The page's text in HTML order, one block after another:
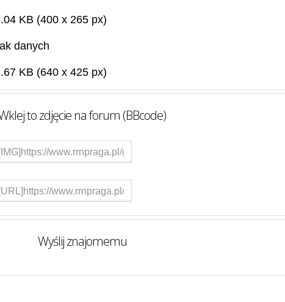
KB (400 x 265 px)
danych
KB (640 x 425 px)
to zdjęcie na forum (BBcode)
Wyślij znajomemu